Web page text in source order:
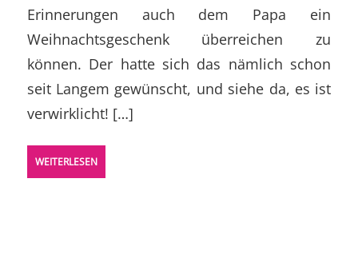
Erinnerungen auch dem Papa ein
Weihnachtsgeschenk überreichen zu
können. Der hatte sich das nämlich schon
seit Langem gewünscht, und siehe da, es ist
verwirklicht! […]
WEITERLESEN